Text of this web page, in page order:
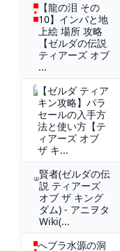
【龍の泪 その
10】インパと地
上絵 場所 攻略
【ゼルダの伝説
ティアーズ オブ
...
【ゼルダ ティア
キン攻略】パラ
セールの入手方
法と使い方【テ
ィアーズ オブ
ザ キ...
賢者(ゼルダの伝
説 ティアーズ
オブ ザ キング
ダム) - アニヲタ
Wiki(...
へブラ水源の洞